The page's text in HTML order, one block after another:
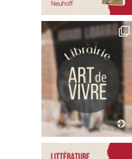
1 août 2026